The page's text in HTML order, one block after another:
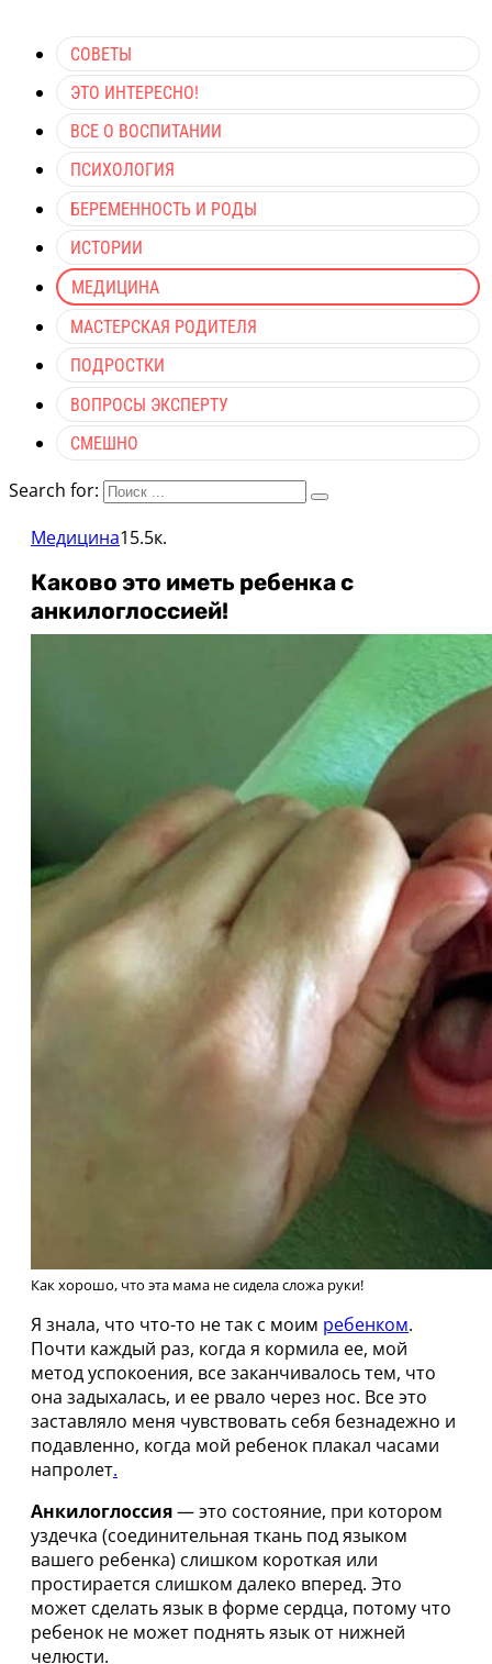
СОВЕТЫ
ЭТО ИНТЕРЕСНО!
ВСЕ О ВОСПИТАНИИ
ПСИХОЛОГИЯ
БЕРЕМЕННОСТЬ И РОДЫ
ИСТОРИИ
МЕДИЦИНА
МАСТЕРСКАЯ РОДИТЕЛЯ
ПОДРОСТКИ
ВОПРОСЫ ЭКСПЕРТУ
СМЕШНО
Search for:
Медицина15.5к.
Каково это иметь ребенка с
анкилоглоссией!
Как хорошо, что эта мама не сидела сложа руки!
Я знала, что что-то не так с моим ребенком.
Почти каждый раз, когда я кормила ее, мой
метод успокоения, все заканчивалось тем, что
она задыхалась, и ее рвало через нос. Все это
заставляло меня чувствовать себя безнадежно и
подавленно, когда мой ребенок плакал часами
напролет.
Анкилоглоссия— это состояние, при котором
уздечка (соединительная ткань под языком
вашего ребенка) слишком короткая или
простирается слишком далеко вперед. Это
может сделать язык в форме сердца, потому что
ребенок не может поднять язык от нижней
челюсти.